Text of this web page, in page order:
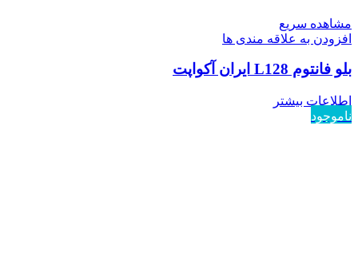
مشاهده سریع
افزودن به علاقه مندی ها
بلو فانتوم L128 ایران آکواپت
اطلاعات بیشتر
ناموجود